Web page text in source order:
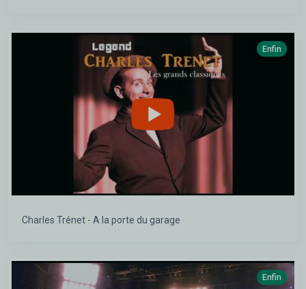
Enfin
Charles Trénet - A la porte du garage
Enfin